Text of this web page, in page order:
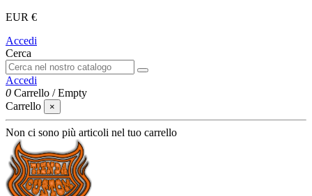
EUR €
Accedi
Cerca
Accedi
0 Carrello /Empty
Carrello
×
Non ci sono più articoli nel tuo carrello